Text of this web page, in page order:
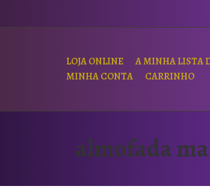
LOJA ONLINE A MINHA LISTA
MINHA CONTA
CARRINHO
almofada